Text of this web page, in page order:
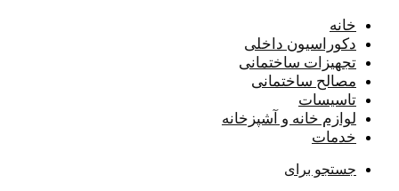
خانه
دکوراسیون داخلی
تجهیزات ساختمانی
مصالح ساختمانی
تاسیسات
لوازم خانه و آشپزخانه
خدمات
جستجو برای